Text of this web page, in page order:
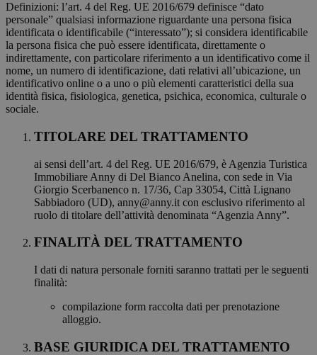
Definizioni: l’art. 4 del Reg. UE 2016/679 definisce “dato
personale” qualsiasi informazione riguardante una persona fisica
identificata o identificabile (“interessato”); si considera identificabile
la persona fisica che può essere identificata, direttamente o
indirettamente, con particolare riferimento a un identificativo come il
nome, un numero di identificazione, dati relativi all’ubicazione, un
identificativo online o a uno o più elementi caratteristici della sua
identità fisica, fisiologica, genetica, psichica, economica, culturale o
sociale.
TITOLARE DEL TRATTAMENTO
ai sensi dell’art. 4 del Reg. UE 2016/679, è Agenzia Turistica
Immobiliare Anny di Del Bianco Anelina, con sede in Via
Giorgio Scerbanenco n. 17/36, Cap 33054, Città Lignano
Sabbiadoro (UD), anny@anny.it con esclusivo riferimento al
ruolo di titolare dell’attività denominata “Agenzia Anny”.
FINALITÀ DEL TRATTAMENTO
I dati di natura personale forniti saranno trattati per le seguenti
finalità:
compilazione form raccolta dati per prenotazione
alloggio.
BASE GIURIDICA DEL TRATTAMENTO